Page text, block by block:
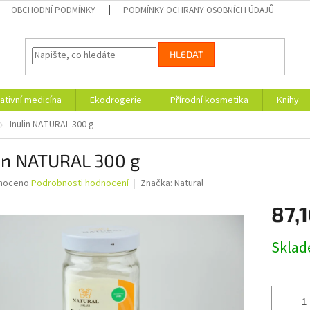
OBCHODNÍ PODMÍNKY PODMÍNKY OCHRANY OSOBNÍCH ÚDAJŮ
HLEDAT
medicína Ekodrogerie Přírodní kosmetika Knihy
Inulin NATURAL 300 g
NATURAL 300 g
Podrobnosti hodnocení Značka: Natural
cena: